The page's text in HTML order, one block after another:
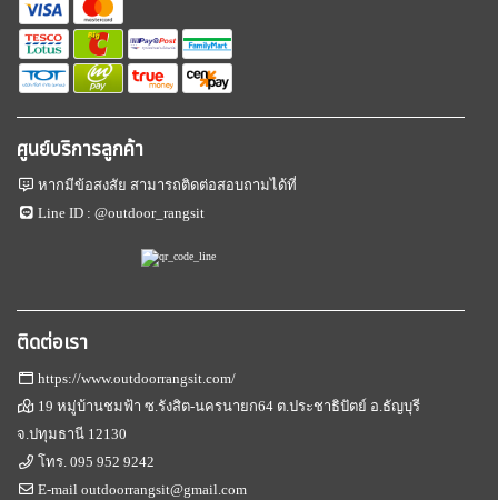
ศูนย์บริการลูกค้า
หากมีข้อสงสัย สามารถติดต่อสอบถามได้ที่
Line ID :@outdoor_rangsit
ติดต่อเรา
https://www.outdoorrangsit.com/
19 หมู่บ้านชมฟ้า ซ.รังสิต-นครนายก64 ต.ประชาธิปัตย์ อ.ธัญบุรี
จ.ปทุมธานี 12130
โทร.095 952 9242
E-mailoutdoorrangsit@gmail.com